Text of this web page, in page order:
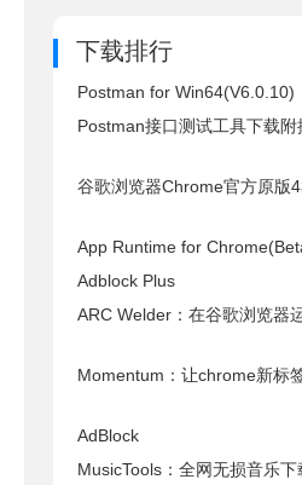
下载排行
Postman for Win64(V6.0.10)
Postman接口测试工具下载
谷歌浏览器Chrome官方原版
App Runtime for
Adblock Plus
ARC Welder：在谷歌浏览器
Momentum：让chrome新标
AdBlock
​MusicTools：全网无损音乐下